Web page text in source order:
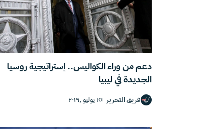
دعم من وراء الكواليس.. إستراتيجية روسيا
الجديدة في ليبيا
فريق التحرير ١٥ يوليو ,٢٠١٩